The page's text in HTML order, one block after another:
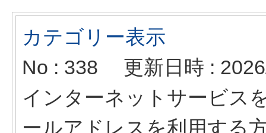
カテゴリー表示
No : 338
更新日時 :
インターネットサービス
ールアドレスを利用する